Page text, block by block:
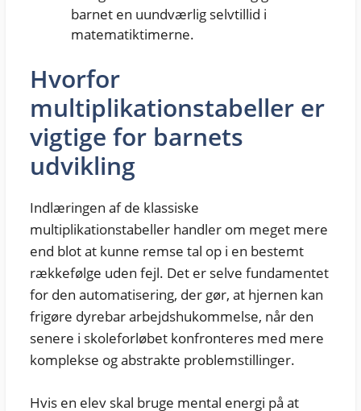
barnet en uundværlig selvtillid i
matematiktimerne.
Hvorfor
multiplikationstabeller er
vigtige for barnets
udvikling
Indlæringen af de klassiske
multiplikationstabeller handler om meget mere
end blot at kunne remse tal op i en bestemt
rækkefølge uden fejl. Det er selve fundamentet
for den automatisering, der gør, at hjernen kan
frigøre dyrebar arbejdshukommelse, når den
senere i skoleforløbet konfronteres med mere
komplekse og abstrakte problemstillinger.
Hvis en elev skal bruge mental energi på at